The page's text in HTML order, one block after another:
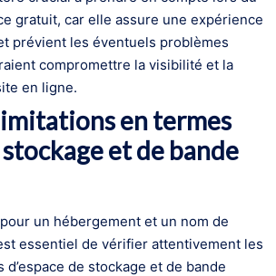
gratuit, car elle assure une expérience
prévient les éventuels problèmes
compromettre la visibilité et la
en ligne.
en termes
stockage et de bande
un hébergement et un nom de
essentiel de vérifier attentivement les
de stockage et de bande